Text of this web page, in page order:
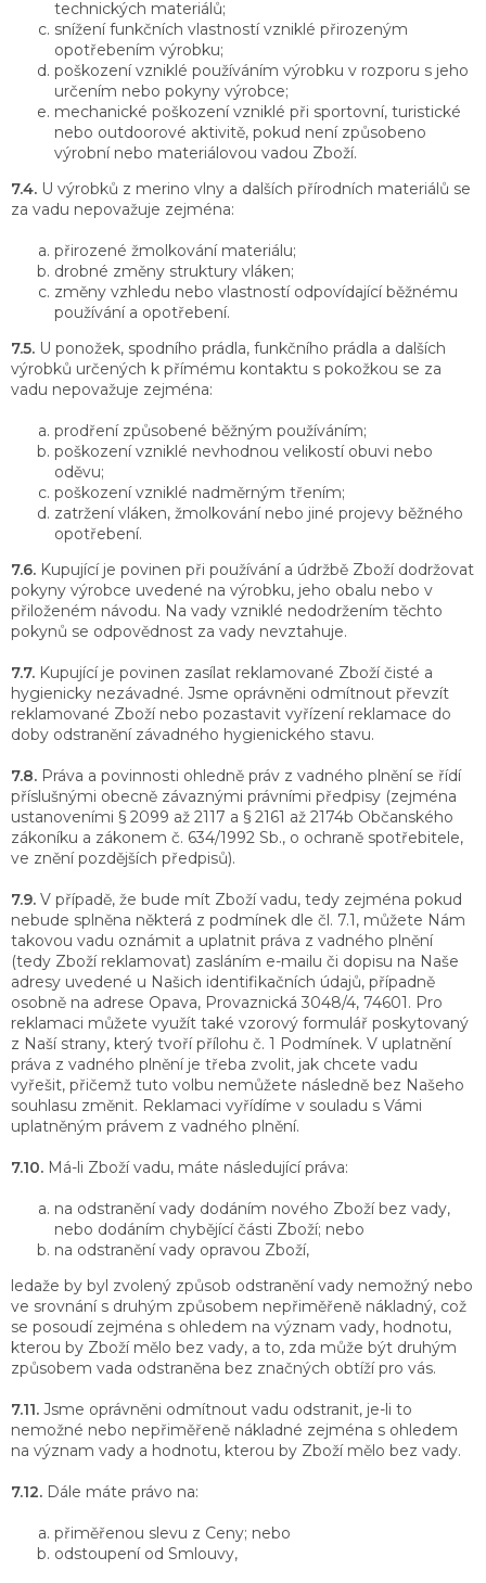
technických materiálů;
snížení funkčních vlastností vzniklé přirozeným
opotřebením výrobku;
poškození vzniklé používáním výrobku v rozporu s jeho
určením nebo pokyny výrobce;
mechanické poškození vzniklé při sportovní, turistické
nebo outdoorové aktivitě, pokud není způsobeno
výrobní nebo materiálovou vadou Zboží.
7.4. U výrobků z merino vlny a dalších přírodních materiálů se
za vadu nepovažuje zejména:
přirozené žmolkování materiálu;
drobné změny struktury vláken;
změny vzhledu nebo vlastností odpovídající běžnému
používání a opotřebení.
7.5. U ponožek, spodního prádla, funkčního prádla a dalších
výrobků určených k přímému kontaktu s pokožkou se za
vadu nepovažuje zejména:
prodření způsobené běžným používáním;
poškození vzniklé nevhodnou velikostí obuvi nebo
oděvu;
poškození vzniklé nadměrným třením;
zatržení vláken, žmolkování nebo jiné projevy běžného
opotřebení.
7.6. Kupující je povinen při používání a údržbě Zboží dodržovat
pokyny výrobce uvedené na výrobku, jeho obalu nebo v
přiloženém návodu. Na vady vzniklé nedodržením těchto
pokynů se odpovědnost za vady nevztahuje.
7.7. Kupující je povinen zasílat reklamované Zboží čisté a
hygienicky nezávadné. Jsme oprávněni odmítnout převzít
reklamované Zboží nebo pozastavit vyřízení reklamace do
doby odstranění závadného hygienického stavu.
7.8. Práva a povinnosti ohledně práv z vadného plnění se řídí
příslušnými obecně závaznými právními předpisy (zejména
ustanoveními § 2099 až 2117 a § 2161 až 2174b Občanského
zákoníku a zákonem č. 634/1992 Sb., o ochraně spotřebitele,
ve znění pozdějších předpisů).
7.9. V případě, že bude mít Zboží vadu, tedy zejména pokud
nebude splněna některá z podmínek dle čl. 7.1, můžete Nám
takovou vadu oznámit a uplatnit práva z vadného plnění
(tedy Zboží reklamovat) zasláním e-mailu či dopisu na Naše
adresy uvedené u Našich identifikačních údajů, případně
osobně na adrese Opava, Provaznická 3048/4, 74601. Pro
reklamaci můžete využít také vzorový formulář poskytovaný
z Naší strany, který tvoří přílohu č. 1 Podmínek. V uplatnění
práva z vadného plnění je třeba zvolit, jak chcete vadu
vyřešit, přičemž tuto volbu nemůžete následně bez Našeho
souhlasu změnit. Reklamaci vyřídíme v souladu s Vámi
uplatněným právem z vadného plnění.
7.10. Má-li Zboží vadu, máte následující práva:
na odstranění vady dodáním nového Zboží bez vady,
nebo dodáním chybějící části Zboží; nebo
na odstranění vady opravou Zboží,
ledaže by byl zvolený způsob odstranění vady nemožný nebo
ve srovnání s druhým způsobem nepřiměřeně nákladný, což
se posoudí zejména s ohledem na význam vady, hodnotu,
kterou by Zboží mělo bez vady, a to, zda může být druhým
způsobem vada odstraněna bez značných obtíží pro vás.
7.11. Jsme oprávněni odmítnout vadu odstranit, je-li to
nemožné nebo nepřiměřeně nákladné zejména s ohledem
na význam vady a hodnotu, kterou by Zboží mělo bez vady.
7.12. Dále máte právo na:
přiměřenou slevu z Ceny; nebo
odstoupení od Smlouvy,